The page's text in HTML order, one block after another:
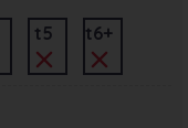
t5 t6+